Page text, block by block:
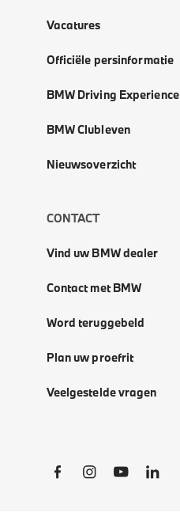
Vacatures
Officiële persinformatie
BMW Driving Experience
BMW Clubleven
Nieuwsoverzicht
CONTACT
Vind uw BMW dealer
Contact met BMW
Word teruggebeld
Plan uw proefrit
Veelgestelde vragen
Social Links